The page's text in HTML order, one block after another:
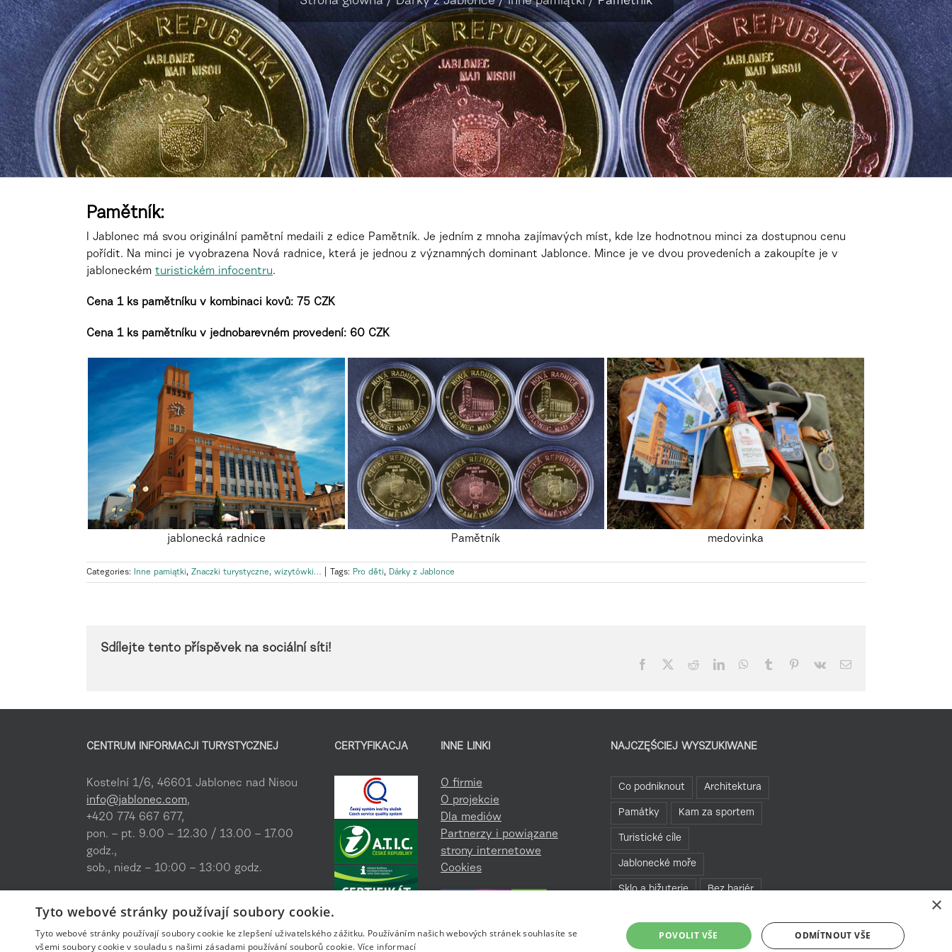
Pamětník:
I Jablonec má svou originální pamětní medaili z edice Pamětník. Je jedním z mnoha zajímavých míst, kde lze hodnotnou minci za dostupnou cenu
pořídit. Na minci je vyobrazena Nová radnice, která je jednou z významných dominant Jablonce. Mince je ve dvou provedeních a zakoupíte je v
jabloneckém turistickém infocentru.
Cena 1 ks pamětníku v kombinaci kovů: 75 CZK
Cena 1 ks pamětníku v jednobarevném provedení: 60 CZK
jablonecká radnice Pamětník medovinka
Categories: Inne pamiątki, Znaczki turystyczne, wizytówki… Tags: Pro děti, Dárky z Jablonce
Sdílejte tento příspěvek na sociální síti!
Facebook RedditLinkedInWhatsApp
Tumblr Pinterest
Vk Email
CENTRUM INFORMACJI TURYSTYCZNEJ
Kostelní 1/6, 46601 Jablonec nad Nisou
info@jablonec.com,
+420 774 667 677,
pon. – pt. 9.00 – 12.30 / 13.00 – 17.00
godz.,
sob., niedz – 10:00 – 13:00 godz.
Oferta usług
Pobierz
CERTYFIKACJA INNE LINKI
O firmie
O projekcie
Dla mediów
Partnerzy i powiązane
strony internetowe
Cookies
NAJCZĘŚCIEJ WYSZUKIWANE
Co podniknout Architektura
Památky Kam za sportem
Turistické cíle
Jablonecké moře
Sklo a bižuterie Bez bariér
Rozhledny
×
Tyto webové stránky používají soubory cookie.
Tyto webové stránky používají soubory cookie ke zlepšení uživatelského zážitku. Používáním našich webových stránek souhlasíte se
všemi soubory cookie v souladu s našimi zásadami používání souborů cookie. Více informací
POVOLIT VŠE ODMÍTNOUT VŠE